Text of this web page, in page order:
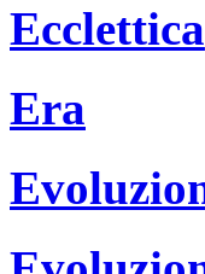
Ecclettica
Era